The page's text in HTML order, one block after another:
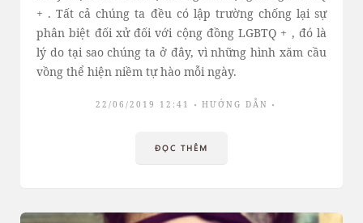
+ . Tất cả chúng ta đều có lập trường chống lại sự
phân biệt đối xử đối với cộng đồng LGBTQ + , đó là
lý do tại sao chúng ta ở đây, vì những hình xăm cầu
vồng thể hiện niềm tự hào mỗi ngày.
22/06/2019 12:41 HƯỚNG DẪN
ĐỌC THÊM